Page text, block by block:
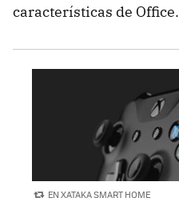
características de Office.
EN XATAKA SMART HOME